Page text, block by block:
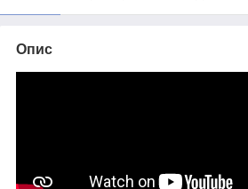
Опис